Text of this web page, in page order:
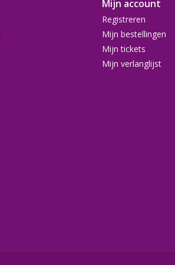
Open hier de werkbeschrijving
Bekijk de instructievideo:
Mijn account
Registreren
Mijn bestellingen
Mijn tickets
Mijn verlanglijst